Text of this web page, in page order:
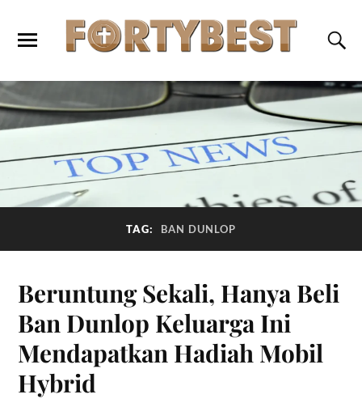
TAG: BAN DUNLOP
Beruntung Sekali, Hanya Beli
Ban Dunlop Keluarga Ini
Mendapatkan Hadiah Mobil
Hybrid